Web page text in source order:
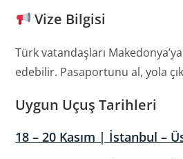
Vize Bilgisi
Türk vatandaşları
edebilir. Pasaportunu al, yola
Uygun Uçuş Tarihleri
18 – 20 Kasım | İstanbul –